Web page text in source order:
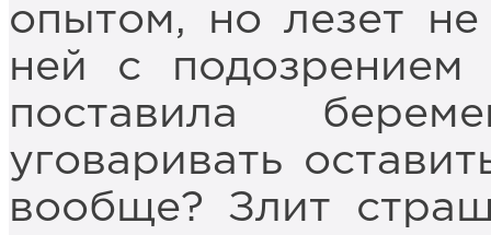
опытом, но лезет
ней с
поставила
уговаривать
вообще? Злит